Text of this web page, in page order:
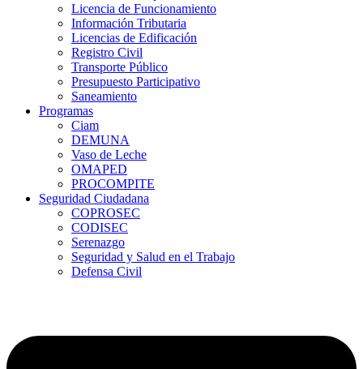
Licencia de Funcionamiento
Información Tributaria
Licencias de Edificación
Registro Civil
Transporte Público
Presupuesto Participativo
Saneamiento
Programas
Ciam
DEMUNA
Vaso de Leche
OMAPED
PROCOMPITE
Seguridad Ciudadana
COPROSEC
CODISEC
Serenazgo
Seguridad y Salud en el Trabajo
Defensa Civil